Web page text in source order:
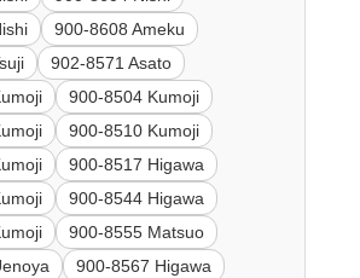
900-8608 Ameku
902-8571 Asato
900-8504 Kumoji
900-8510 Kumoji
900-8517 Higawa
900-8544 Higawa
900-8555 Matsuo
900-8567 Higawa